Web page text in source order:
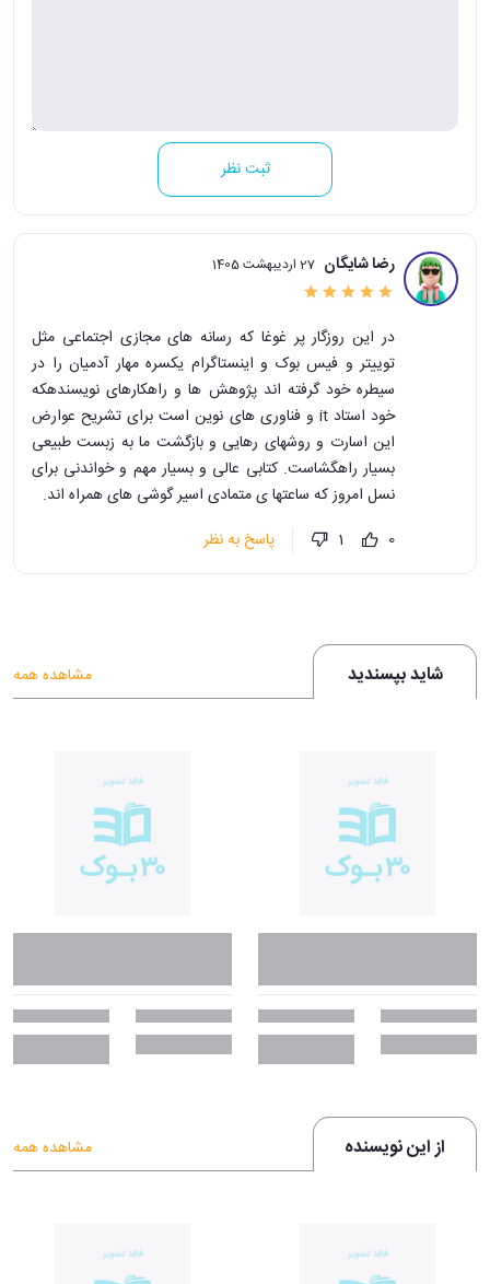
ثبت نظر
رضا شایگان 27 اردیبهشت 1405
در این روزگار پر غوغا که رسانه های مجازی اجتماعی مثل
توییتر و فیس بوک و اینستاگرام یکسره مهار آدمیان را در
سیطره خود گرفته اند پژوهش ها و راهکارهای نویسندهکه
خود استاد it و فناوری های نوین است برای تشریح عوارض
این اسارت و روشهای رهایی و بازگشت ما به زبست طبیعی
بسیار راهگشاست. کتابی عالی و بسیار مهم و خواندنی برای
نسل امروز که ساعتها ی متمادی اسیر گوشی های همراه اند.
0
1 پاسخ به نظر
شاید بپسندید مشاهده همه
از این نویسنده مشاهده همه